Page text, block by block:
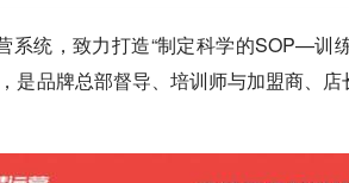
系统，致力打造“制定科学的SOP—
是品牌总部督导、培训师与加盟商、